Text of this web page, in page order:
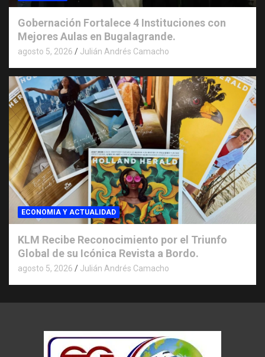
Gobernación Fortalece 4 Instituciones con
Mejores Aulas en Bugalagrande.
agosto 5, 2026 Julián Andrés Camacho
ECONOMIA Y ACTUALIDAD
KLM Recibe Reconocimiento por el Triunfo
Global de su Icónica Revista a Bordo.
agosto 5, 2026 Julián Andrés Camacho